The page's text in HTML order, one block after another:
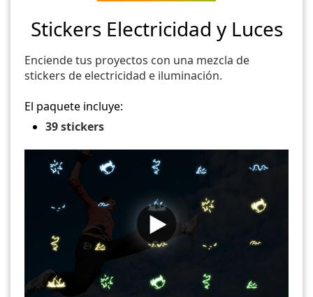
Stickers Electricidad y Luces
Enciende tus proyectos con una mezcla de
stickers de electricidad e iluminación.
El paquete incluye:
39 stickers